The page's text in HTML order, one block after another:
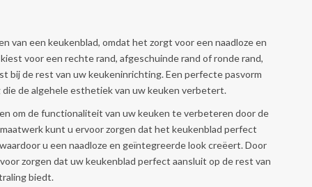
van een keukenblad, omdat het zorgt voor een naadloze en
voor een rechte rand, afgeschuinde rand of ronde rand,
bij de rest van uw keukeninrichting. Een perfecte pasvorm
de algehele esthetiek van uw keuken verbetert.
om de functionaliteit van uw keuken te verbeteren door de
kunt u ervoor zorgen dat het keukenblad perfect
u een naadloze en geïntegreerde look creëert. Door
zorgen dat uw keukenblad perfect aansluit op de rest van
biedt.